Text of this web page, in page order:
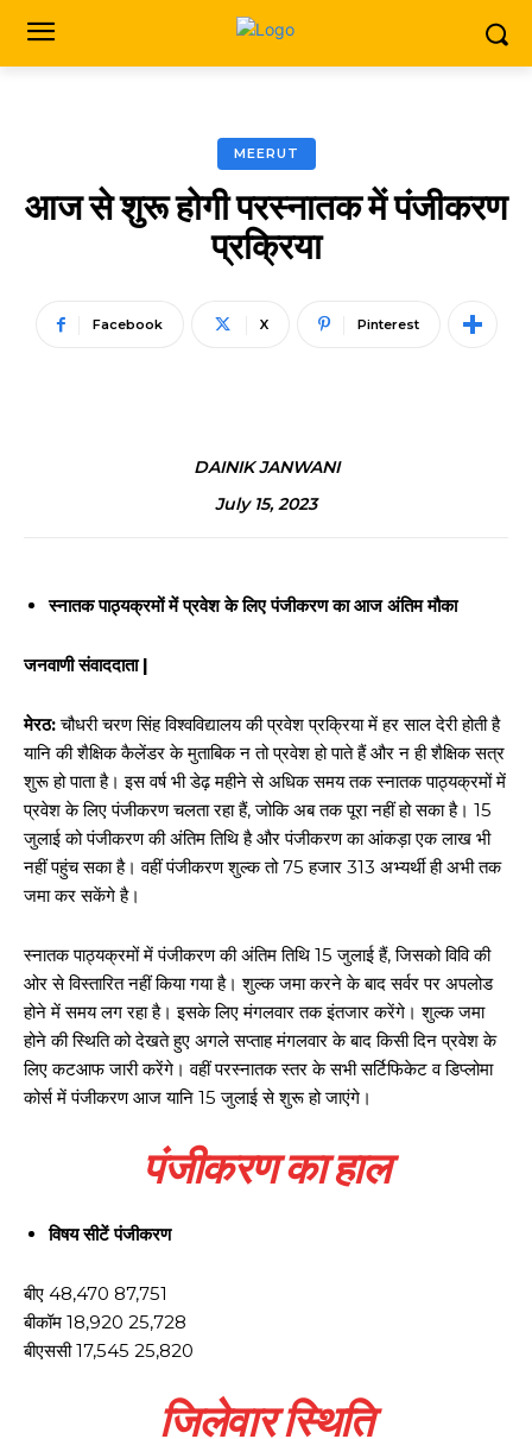
MEERUT
आज से शुरू होगी परस्नातक में पंजीकरण
प्रक्रिया
Facebook X Pinterest
DAINIK JANWANI
July 15, 2023
स्नातक पाठ्यक्रमों में प्रवेश के लिए पंजीकरण का आज अंतिम मौका
जनवाणी संवाददाता |
मेरठ:चौधरी चरण सिंह विश्वविद्यालय की प्रवेश प्रक्रिया में हर साल देरी होती है
यानि की शैक्षिक कैलेंडर के मुताबिक न तो प्रवेश हो पाते हैं और न ही शैक्षिक सत्र
शुरू हो पाता है। इस वर्ष भी डेढ़ महीने से अधिक समय तक स्नातक पाठ्यक्रमों में
प्रवेश के लिए पंजीकरण चलता रहा हैं, जोकि अब तक पूरा नहीं हो सका है। 15
जुलाई को पंजीकरण की अंतिम तिथि है और पंजीकरण का आंकड़ा एक लाख भी
नहीं पहुंच सका है। वहीं पंजीकरण शुल्क तो 75 हजार 313 अभ्यर्थी ही अभी तक
जमा कर सकेंगे है।
स्नातक पाठ्यक्रमों में पंजीकरण की अंतिम तिथि 15 जुलाई हैं, जिसको विवि की
ओर से विस्तारित नहीं किया गया है। शुल्क जमा करने के बाद सर्वर पर अपलोड
होने में समय लग रहा है। इसके लिए मंगलवार तक इंतजार करेंगे। शुल्क जमा
होने की स्थिति को देखते हुए अगले सप्ताह मंगलवार के बाद किसी दिन प्रवेश के
लिए कटआफ जारी करेंगे। वहीं परस्नातक स्तर के सभी सर्टिफिकेट व डिप्लोमा
कोर्स में पंजीकरण आज यानि 15 जुलाई से शुरू हो जाएंगे।
पंजीकरण का हाल
विषय सीटें पंजीकरण
बीए 48,470 87,751
बीकॉम 18,920 25,728
बीएससी 17,545 25,820
जिलेवार स्थिति